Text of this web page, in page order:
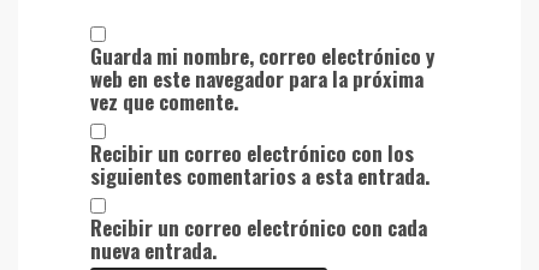
Guarda mi nombre, correo electrónico y
web en este navegador para la próxima
vez que comente.
Recibir un correo electrónico con los
siguientes comentarios a esta entrada.
Recibir un correo electrónico con cada
nueva entrada.